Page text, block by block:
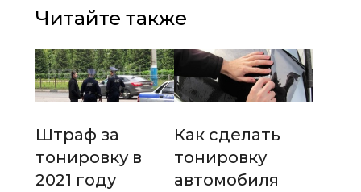
Читайте также
Штраф за
тонировку в
2021 году
Как сделать
тонировку
автомобиля